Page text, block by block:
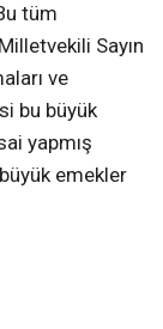
tüm
Sayın
ve
bu büyük
yapmış
emekler